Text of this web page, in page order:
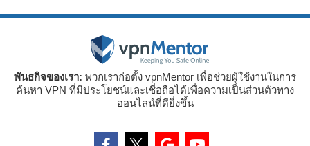
พันธกิจของเรา: พวกเราก่อตั้ง vpnMentor เพื่อช่วยผู้ใช้งานในการ
ค้นหา VPN ที่มีประโยชน์และเชี่อถือได้เพื่อความเป็นส่วนตัวทาง
ออนไลน์ที่ดียิ่งขึ้น